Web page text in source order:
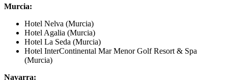
Murcia:
Hotel Nelva (Murcia)
Hotel Agalia (Murcia)
Hotel La Seda (Murcia)
Hotel InterContinental Mar Menor Golf Resort & Spa
(Murcia)
Navarra: